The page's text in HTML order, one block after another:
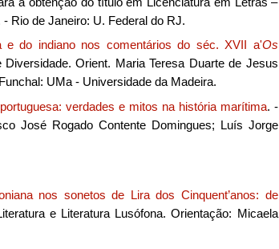
Rio de Janeiro: U. Federal do RJ.
e do indiano nos comentários do séc. XVII a'Os
Orient. Maria Teresa Duarte de Jesus
UMa - Universidade da Madeira.
verdades e mitos na história marítima. -
José Rogado Contente Domingues; Luís Jorge
nos sonetos de Lira dos Cinquent’anos: de
e Literatura Lusófona. Orientação: Micaela